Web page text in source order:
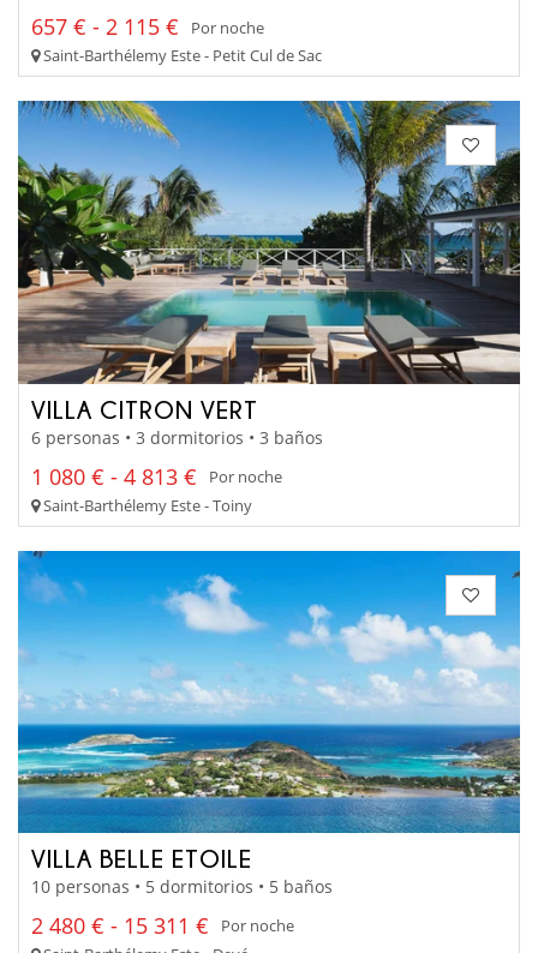
657 € - 2 115 €
Por noche
Saint-Barthélemy Este - Petit Cul de Sac
VILLA CITRON VERT
6 personas • 3 dormitorios • 3 baños
1 080 € - 4 813 €
Por noche
Saint-Barthélemy Este - Toiny
VILLA BELLE ETOILE
10 personas • 5 dormitorios • 5 baños
2 480 € - 15 311 €
Por noche